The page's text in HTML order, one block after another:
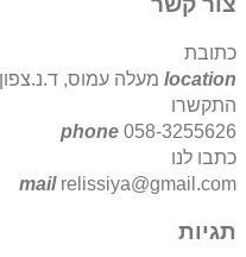
כתובת
location מעלה עמוס, ד.נ.צפון
התקשרו
phone 058-3255626
כתבו לנו
mailrelissiya@gmail.com
תגיות